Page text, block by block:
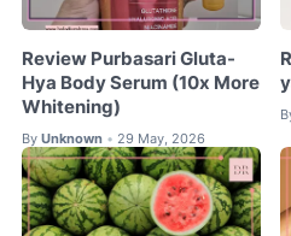
Review Purbasari Gluta-
Hya Body Serum (10x More
Whitening)
By Unknown • 29 May, 2026